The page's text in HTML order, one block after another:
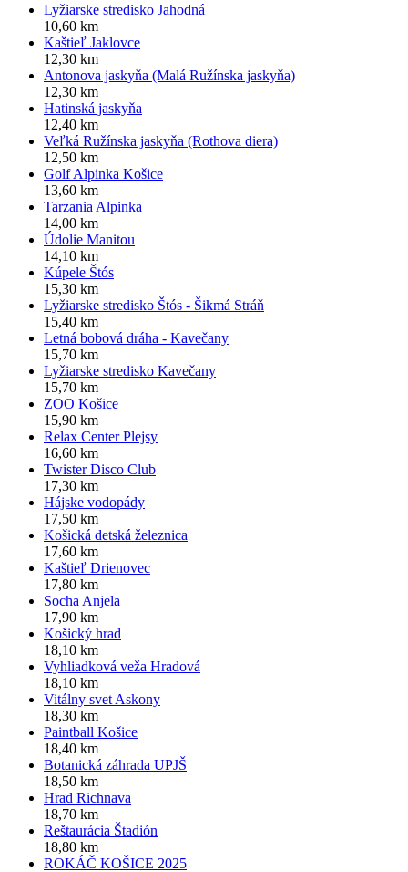
Lyžiarske stredisko Jahodná
10,60 km
Kaštieľ Jaklovce
12,30 km
Antonova jaskyňa (Malá Ružínska jaskyňa)
12,30 km
Hatinská jaskyňa
12,40 km
Veľká Ružínska jaskyňa (Rothova diera)
12,50 km
Golf Alpinka Košice
13,60 km
Tarzania Alpinka
14,00 km
Údolie Manitou
14,10 km
Kúpele Štós
15,30 km
Lyžiarske stredisko Štós - Šikmá Stráň
15,40 km
Letná bobová dráha - Kavečany
15,70 km
Lyžiarske stredisko Kavečany
15,70 km
ZOO Košice
15,90 km
Relax Center Plejsy
16,60 km
Twister Disco Club
17,30 km
Hájske vodopády
17,50 km
Košická detská železnica
17,60 km
Kaštieľ Drienovec
17,80 km
Socha Anjela
17,90 km
Košický hrad
18,10 km
Vyhliadková veža Hradová
18,10 km
Vitálny svet Askony
18,30 km
Paintball Košice
18,40 km
Botanická záhrada UPJŠ
18,50 km
Hrad Richnava
18,70 km
Reštaurácia Štadión
18,80 km
ROKÁČ KOŠICE 2025